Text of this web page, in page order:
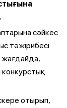
сәйкес
тәжірибесі
жағдайда,
конкурстық
отырып,